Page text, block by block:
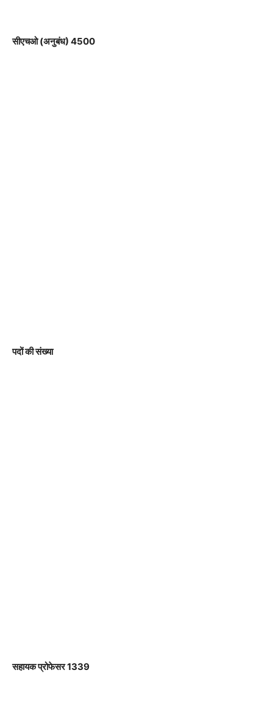
सीएचओ (अनुबंध) 4500
पदों की संख्या
सहायक प्रोफेसर 1339